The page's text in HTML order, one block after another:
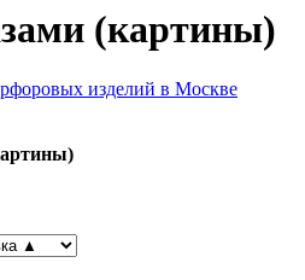
(картины)
изделий в Москве